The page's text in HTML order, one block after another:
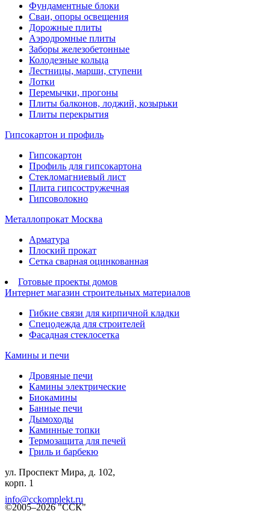
Фундаментные блоки
Сваи, опоры освещения
Дорожные плиты
Аэродромные плиты
Заборы железобетонные
Колодезные кольца
Лестницы, марши, ступени
Лотки
Перемычки, прогоны
Плиты балконов, лоджий, козырьки
Плиты перекрытия
Гипсокартон и профиль
Гипсокартон
Профиль для гипсокартона
Стекломагниевый лист
Плита гипсостружечная
Гипсоволокно
Металлопрокат Москва
Арматура
Плоский прокат
Сетка сварная оцинкованная
Готовые проекты домов
Интернет магазин строительных материалов
Гибкие связи для кирпичной кладки
Спецодежда для строителей
Фасадная стеклосетка
Камины и печи
Дровяные печи
Камины электрические
Биокамины
Банные печи
Дымоходы
Каминные топки
Термозащита для печей
Гриль и барбекю
ул. Проспект Мира, д. 102,
корп. 1
info@cckomplekt.ru
©2005–2026 "ССК"